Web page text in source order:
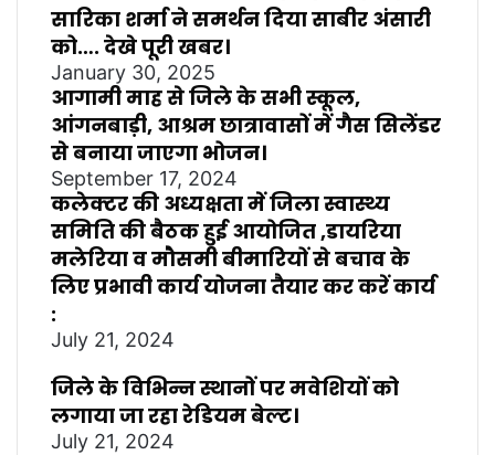
सारिका शर्मा ने समर्थन दिया साबीर अंसारी
को…. देखे पूरी खबर।
January 30, 2025
आगामी माह से जिले के सभी स्कूल,
आंगनबाड़ी, आश्रम छात्रावासों में गैस सिलेंडर
से बनाया जाएगा भोजन।
September 17, 2024
कलेक्टर की अध्यक्षता में जिला स्वास्थ्य
समिति की बैठक हुई आयोजित ,डायरिया
मलेरिया व मौसमी बीमारियों से बचाव के
लिए प्रभावी कार्य योजना तैयार कर करें कार्य
:
July 21, 2024
जिले के विभिन्न स्थानों पर मवेशियों को
लगाया जा रहा रेडियम बेल्ट।
July 21, 2024